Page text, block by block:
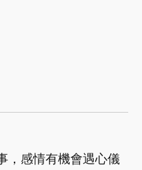
，感情有機會遇心儀